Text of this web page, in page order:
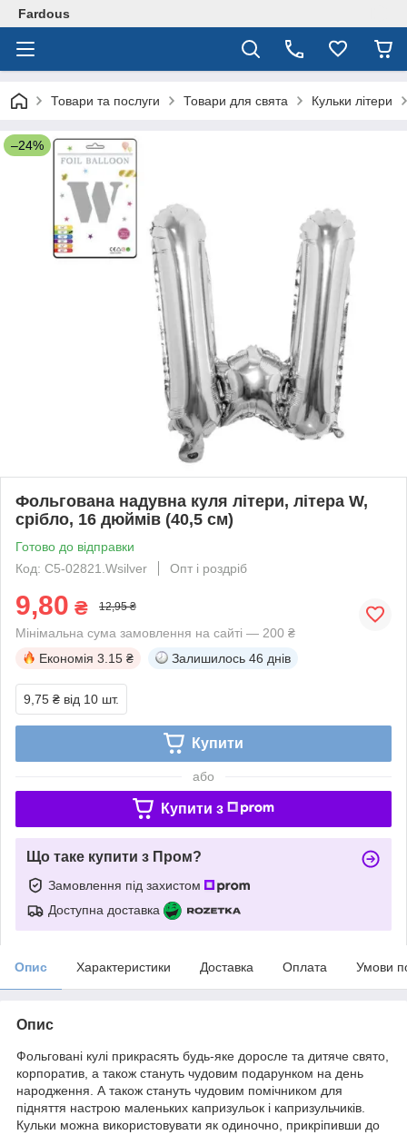
Fardous
Товари та послуги Товари для свята Кульки літери
–24%
Фольгована надувна куля літери, літера W,
срібло, 16 дюймів (40,5 см)
Готово до відправки
Код: C5-02821.Wsilver
Опт і роздріб
9,80 ₴ 12,95 ₴
Мінімальна сума замовлення на сайті — 200 ₴
Економія 3.15 ₴ Залишилось 46 днів
9,75 ₴ від 10 шт.
Купити
або
Купити з
Що таке купити з Пром?
Замовлення під захистом
Доступна доставка
Опис Характеристики Доставка Оплата Умови
Опис
Фольговані кулі прикрасять будь-яке доросле та дитяче свято,
корпоратив, а також стануть чудовим подарунком на день
народження. А також стануть чудовим помічником для
підняття настрою маленьких капризульок і капризульчиків.
Кульки можна використовувати як одиночно, прикріпивши до